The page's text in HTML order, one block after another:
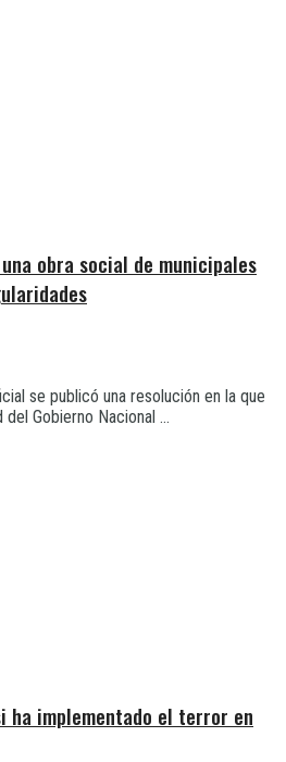
obra social de municipales
se publicó una resolución en la que
Gobierno Nacional ...
ha implementado el terror en